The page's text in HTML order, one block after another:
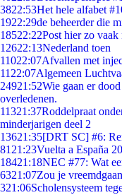
3822:53Het hele alfabet
1922:29de beheerder die
18522:22Post hier zo
12622:13Nederland toen
11022:07Afvallen met
11 22:07Algemeen
24921:52Wie gaan er
overledenen.
11321:37Roddelpraat
minderjarigen deel 2
13621:35[DRT SC] #6:
81 21:23Vuelta a España
18421:18NEC #77: Wat
6321:07Zou je
321:06Scholensysteem